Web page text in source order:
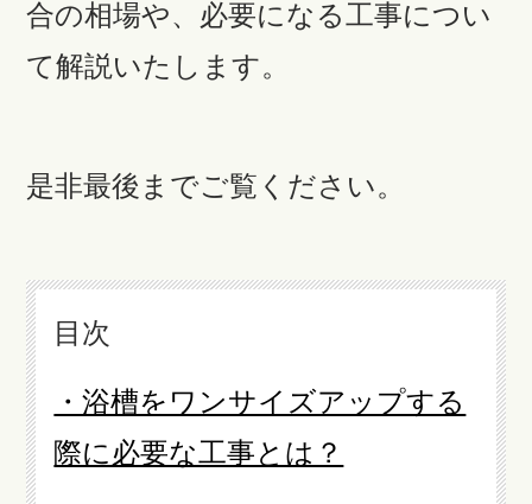
合の相場や、必要になる工事につい
て解説いたします。
是非最後までご覧ください。
目次
・浴槽をワンサイズアップする
際に必要な工事とは？